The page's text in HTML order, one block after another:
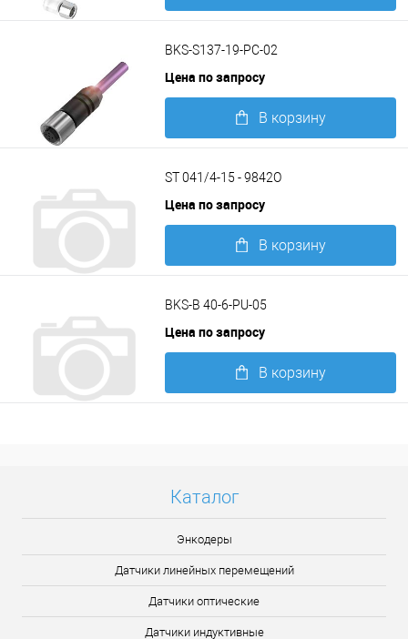
BKS-S137-19-PC-02
Цена по запросу
В корзину
ST 041/4-15 - 9842O
Цена по запросу
В корзину
BKS-B 40-6-PU-05
Цена по запросу
В корзину
Каталог
Энкодеры
Датчики линейных перемещений
Датчики оптические
Датчики индуктивные